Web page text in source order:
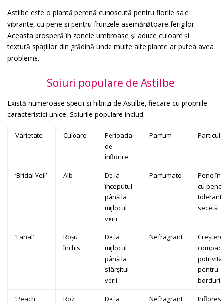
Astilbe este o plantă perenă cunoscută pentru florile sale
vibrante, cu pene și pentru frunzele asemănătoare ferigilor.
Aceasta prosperă în zonele umbroase și aduce culoare și
textură spațiilor din grădină unde multe alte plante ar putea avea
probleme.
Soiuri populare de Astilbe
Există numeroase specii și hibrizi de Astilbe, fiecare cu propriile
caracteristici unice. Soiurile populare includ:
Varietate Culoare
Perioada
de
înflorire
Parfum
‘Bridal Veil’ Alb
De la
începutul
până la
mijlocul
verii
Parfumate
Pene
cu
secetă
‘Fanal’
Roșu
închis
De la
mijlocul
până la
sfârșitul
verii
Nefragrant
pentru
borduri
‘Peach
Roz
De la
Nefragrant